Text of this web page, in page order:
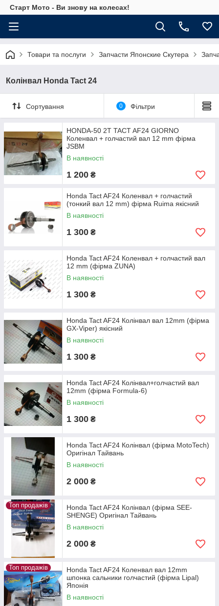
Старт Мото - Ви знову на колесах!
Товари та послуги Запчасти Японские Скутера
Колінвал Honda Tact 24
Сортування 0 Фільтри
HONDA-50 2T TACT AF24 GIORNO
Коленвал + голчастий вал 12 mm фірма
JSBM
В наявності
1 200 ₴
Honda Tact AF24 Коленвал + голчастий
(тонкий вал 12 mm) фірма Ruima якісний
В наявності
1 300 ₴
Honda Tact AF24 Коленвал + голчастий вал
12 mm (фірма ZUNA)
В наявності
1 300 ₴
Honda Tact AF24 Колінвал вал 12mm (фірма
GX-Viper) якісний
В наявності
1 300 ₴
Honda Tact AF24 Колінвал+голчастий вал
12mm (фірма Formula-6)
В наявності
1 300 ₴
Honda Tact AF24 Колінвал (фірма MotoTech)
Оригінал Тайвань
В наявності
2 000 ₴
Топ продажів
Honda Tact AF24 Колінвал (фірма SEE-
SHENGE) Оригінал Тайвань
В наявності
2 000 ₴
Топ продажів
Honda Tact AF24 Коленвал вал 12mm
шпонка сальники голчастий (фірма Lipal)
Японія
В наявності